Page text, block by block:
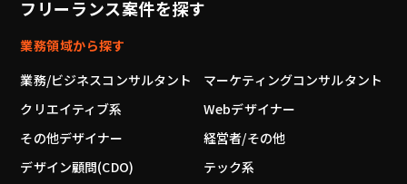
フリーランス案件を探す
業務領域から探す
業務/ビジネスコンサルタント
マーケティングコンサルタント
クリエイティブ系
Webデザイナー
その他デザイナー
経営者/その他
デザイン顧問(CDO)
テック系